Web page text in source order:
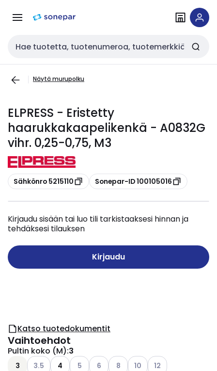
navigointiinsisältöön
Haku
Näytä murupolku
ELPRESS - Eristetty
haarukkakaapelikenkä - A0832G
vihr. 0,25-0,75, M3
Kopioi
Sähkönro 5215110 Kopioi
Sonepar-ID 100105016
Kirjaudu sisään tai luo tili tarkistaaksesi hinnan ja
tehdäksesi tilauksen
Kirjaudu
Katso tuotedokumentit
Vaihtoehdot
Pultin koko (M):3
3 Katso käytettävissä olevat vaihtoehdot
3.5 4 Katso käytettävissä olevat vaihtoehdot
5 Katso käytettävissä olevat
6 Katso käytettävissä olevat
8 Katso käytettävissä
10 Katso
12